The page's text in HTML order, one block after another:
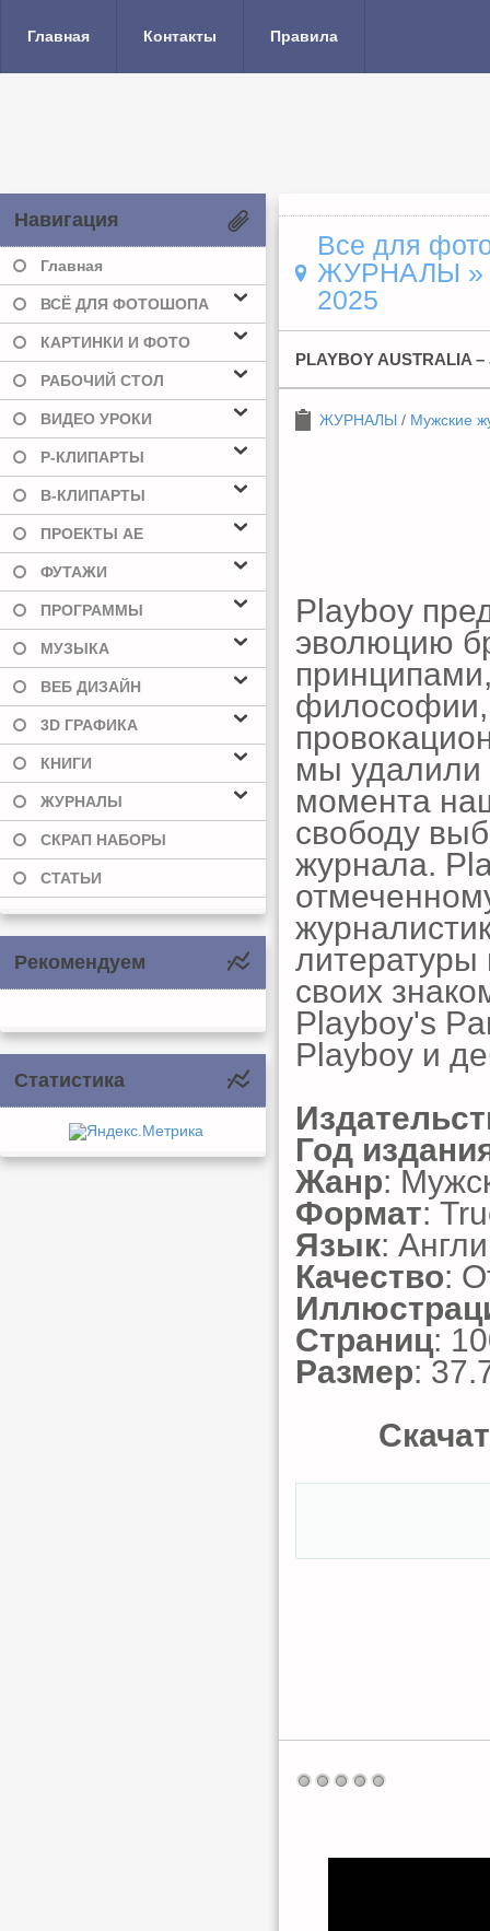
Главная Контакты Правила
Навигация
Главная
ВСЁ ДЛЯ ФОТОШОПА
КАРТИНКИ И ФОТО
РАБОЧИЙ СТОЛ
ВИДЕО УРОКИ
Р-КЛИПАРТЫ
В-КЛИПАРТЫ
ПРОЕКТЫ AE
ФУТАЖИ
ПРОГРАММЫ
МУЗЫКА
ВЕБ ДИЗАЙН
3D ГРАФИКА
КНИГИ
ЖУРНАЛЫ
СКРАП НАБОРЫ
СТАТЬИ
Рекомендуем
Статистика
Все для
ЖУРНАЛЫ »
2025
PLAYBOY AUSTRALIA –
ЖУРНАЛЫ / Мужские
Playboy
эволюцию
философии,
мы удалили
момента
свободу
журнала.
литературы
своих
Playboy's
Playboy и
Год
Жанр:
Формат:
Язык:
Качество:
Страниц:
Размер: